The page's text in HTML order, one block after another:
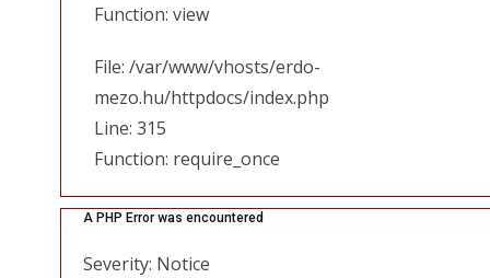
Function: view
File: /var/www/vhosts/erdo-
mezo.hu/httpdocs/index.php
Line: 315
Function: require_once
A PHP Error was encountered
Severity: Notice